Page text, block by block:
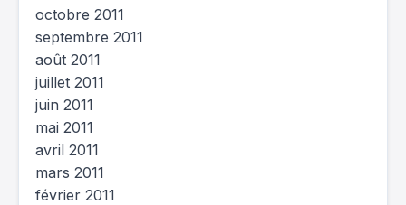
octobre 2011
septembre 2011
août 2011
juillet 2011
juin 2011
mai 2011
avril 2011
mars 2011
février 2011